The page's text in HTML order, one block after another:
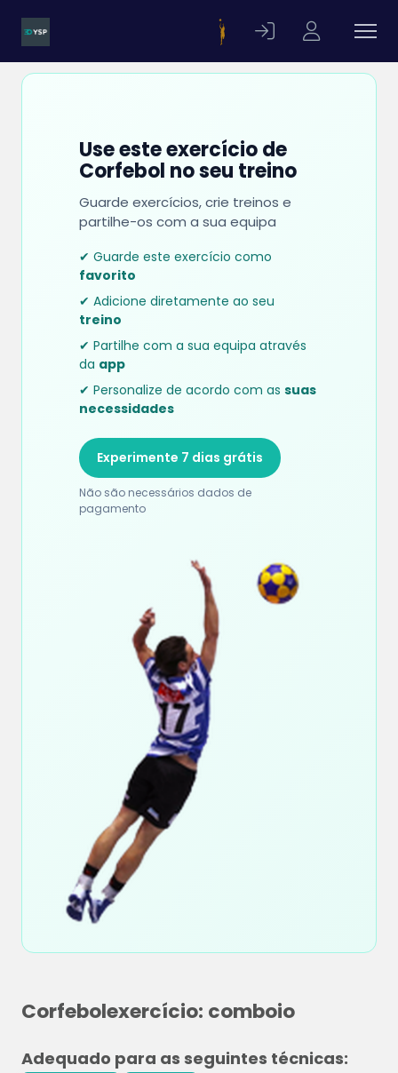
Use este exercício de
Corfebol no seu treino
Guarde exercícios, crie treinos e
partilhe-os com a sua equipa
✔ Guarde este exercício como
favorito
✔ Adicione diretamente ao seu
treino
✔ Partilhe com a sua equipa através
da app
✔ Personalize de acordo com as suas
necessidades
Experimente 7 dias grátis
Não são necessários dados de
pagamento
Corfebolexercício: comboio
Adequado para as seguintes técnicas: